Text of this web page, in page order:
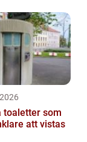
toaletter som
att vistas